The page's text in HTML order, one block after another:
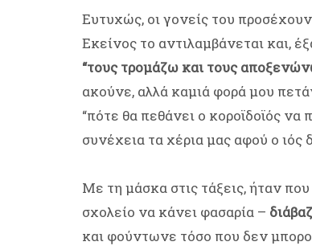
Ευτυχώς, οι γονείς του
Εκείνος το αντιλαμβάνεται και,
“τους τρομάζω και τους
ακούνε, αλλά καμιά φορά μου
“πότε θα πεθάνει ο κοροϊδοϊός να
συνέχεια τα χέρια μας αφού ο ιός
Με τη μάσκα στις τάξεις, ήταν
σχολείο να κάνει φασαρία –
και φούντωνε τόσο που δεν